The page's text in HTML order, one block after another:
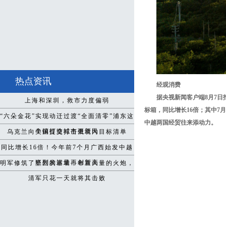
热点资讯
上海和深圳，救市力度偏弱
“六朵金花”实现动迁过渡“全面清零”浦东这
个镇打造城市更新民
乌克兰向美国提交打击俄境内目标清单
同比增长16倍！今年前7个月广西始发中越
班列发运量再创新高
明军修筑了坚固的寨墙，布置大量的火炮，
清军只花一天就将其击败
经观消费
据央视新闻客户端8月7日
标箱，同比增长16倍；其中7
中越两国经贸往来添动力。